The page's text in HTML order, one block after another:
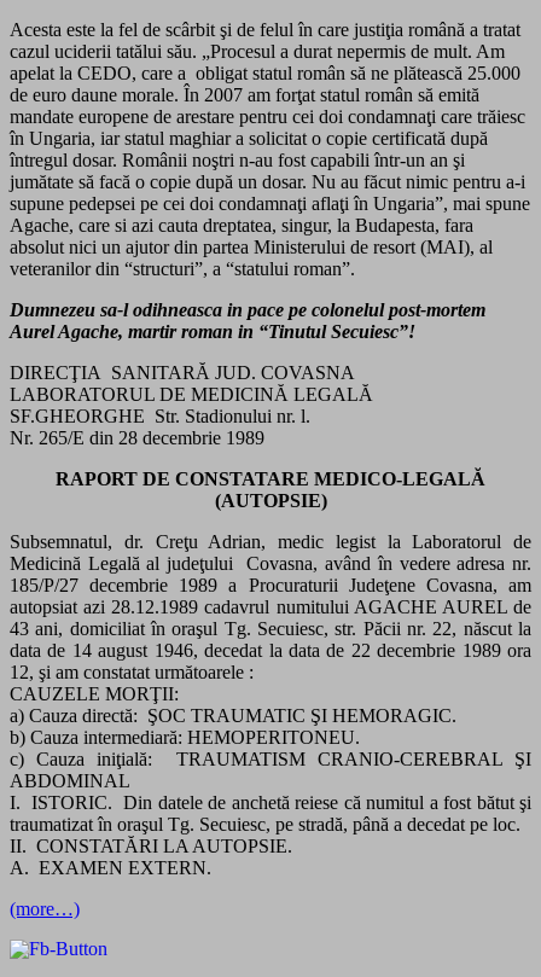
Acesta este la fel de scârbit şi de felul în care justiţia română a tratat
cazul uciderii tatălui său. „Procesul a durat nepermis de mult. Am
apelat la CEDO, care a obligat statul român să ne plătească 25.000
de euro daune morale. În 2007 am forţat statul român să emită
mandate europene de arestare pentru cei doi condamnaţi care trăiesc
în Ungaria, iar statul maghiar a solicitat o copie certificată după
întregul dosar. Românii noştri n-au fost capabili într-un an şi
jumătate să facă o copie după un dosar. Nu au făcut nimic pentru a-i
supune pedepsei pe cei doi condamnaţi aflaţi în Ungaria”, mai spune
Agache, care si azi cauta dreptatea, singur, la Budapesta, fara
absolut nici un ajutor din partea Ministerului de resort (MAI), al
veteranilor din “structuri”, a “statului roman”.
Dumnezeu sa-l odihneasca in pace pe colonelul post-mortem
Aurel Agache, martir roman in “Tinutul Secuiesc”!
DIRECŢIA SANITARĂ JUD. COVASNA
LABORATORUL DE MEDICINĂ LEGALĂ
SF.GHEORGHE Str. Stadionului nr. l.
Nr. 265/E din 28 decembrie 1989
RAPORT DE CONSTATARE MEDICO-LEGALĂ
(AUTOPSIE)
Subsemnatul, dr. Creţu Adrian, medic legist la Laboratorul de
Medicină Legală al judeţului Covasna, având în vedere adresa nr.
185/P/27 decembrie 1989 a Procuraturii Judeţene Covasna, am
autopsiat azi 28.12.1989 cadavrul numitului AGACHE AUREL de
43 ani, domiciliat în oraşul Tg. Secuiesc, str. Păcii nr. 22, născut la
data de 14 august 1946, decedat la data de 22 decembrie 1989 ora
12, şi am constatat următoarele :
CAUZELE MORŢII:
a) Cauza directă: ŞOC TRAUMATIC ŞI HEMORAGIC.
b) Cauza intermediară: HEMOPERITONEU.
c) Cauza iniţială: TRAUMATISM CRANIO-CEREBRAL ŞI
ABDOMINAL
I. ISTORIC. Din datele de anchetă reiese că numitul a fost bătut şi
traumatizat în oraşul Tg. Secuiesc, pe stradă, până a decedat pe loc.
II. CONSTATĂRI LA AUTOPSIE.
A. EXAMEN EXTERN.
(more…)